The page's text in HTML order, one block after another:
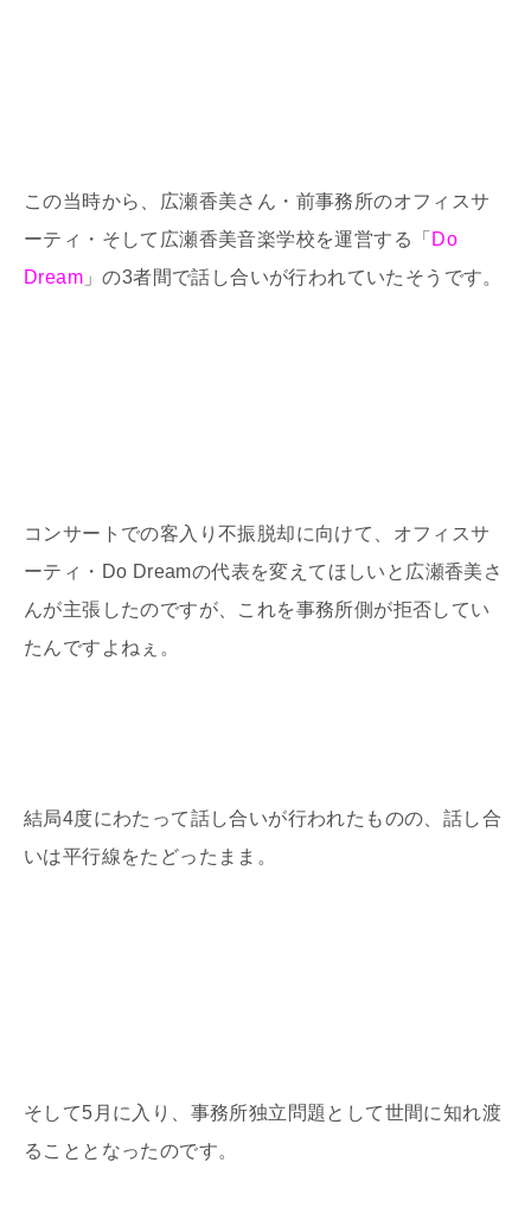
この当時から、広瀬香美さん・前事務所のオフィスサ
ーティ・そして広瀬香美音楽学校を運営する「 Do
Dream 」の3者間で話し合いが行われていたそうです。
コンサートでの客入り不振脱却に向けて、オフィスサ
ーティ・Do Dreamの代表を変えてほしいと広瀬香美さ
んが主張したのですが、これを事務所側が拒否してい
たんですよねぇ。
結局4度にわたって話し合いが行われたものの、話し合
いは平行線をたどったまま。
そして5月に入り、事務所独立問題として世間に知れ渡
ることとなったのです。